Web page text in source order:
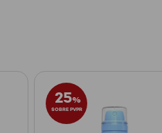
25%
SOBRE PVPR